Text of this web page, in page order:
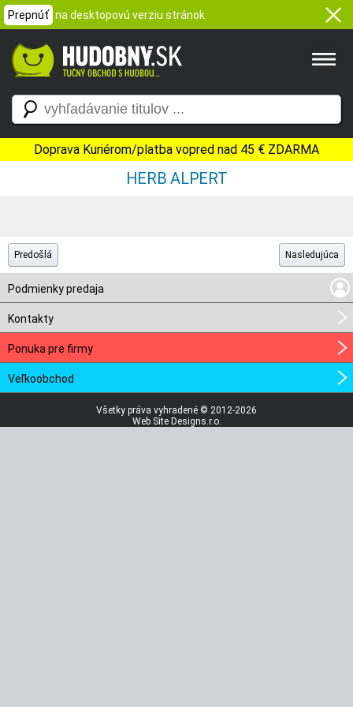
Prepnúť na desktopovú verziu stránok
Doprava Kuriérom/platba vopred nad 45 € ZDARMA
HERB ALPERT
Predošlá Nasledujúca
Podmienky predaja
Kontakty
Ponuka pre firmy
Veľkoobchod
Všetky práva vyhradené © 2012-2026
Web Site Designs.r.o.